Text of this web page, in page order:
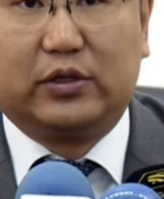
тэрбум төгрөгөөр арвижлаа